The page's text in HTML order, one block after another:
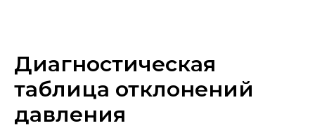
Диагностическая
таблица отклонений
давления